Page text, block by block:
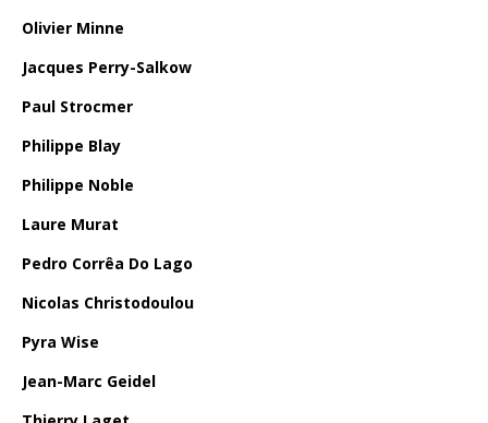
Olivier Minne
Jacques Perry-Salkow
Paul Strocmer
Philippe Blay
Philippe Noble
Laure Murat
Pedro Corrêa Do Lago
Nicolas Christodoulou
Pyra Wise
Jean-Marc Geidel